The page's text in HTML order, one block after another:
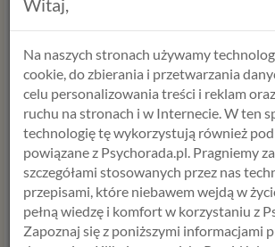
będzie dla ciebie istotny zrealizujesz go
Być jak... Robert
Jeśli brakuje ci idealnego wzorca polecamy
który do perfekcji opanował umiejętność
krótko i długookresowych. To oczywiście
Lewandowski . To 28-letni piłkarz, który
modelowo wspiął się na absolutny top
począwszy od Znicza Pruszków, przez
Borussia Dortmund i Bayern Monachium.
Na naszych stronach używamy
cookie, do zbierania i przetwarzania
celu personalizowania treści i reklam
ruchu na stronach i w Internecie. W ten
technologię tę wykorzystują również
powiązane z Psychorada.pl. Pragniemy
szczegółami stosowanych przez nas
przepisami, które niebawem wejdą w
pełną wiedzę i komfort w korzystaniu z
Zapoznaj się z poniższymi informacjami